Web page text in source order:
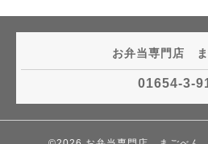
お弁当専門店
01654-3-